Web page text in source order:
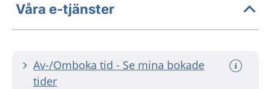
Våra e-tjänster
Av-/Omboka tid - Se mina bokade
tider